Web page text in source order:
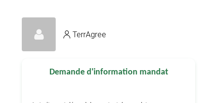
TerrAgree
Demande d'information mandat